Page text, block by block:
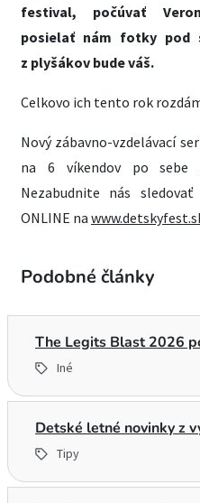
festival, počúvať
posielať nám fotky pod
z plyšákov bude váš.
Celkovo ich tento rok
Nový zábavno-vzdelávací
na 6 víkendov po sebe
Nezabudnite nás
ONLINE na
Podobné články
The Legits Blast 2026
Iné
Detské letné novinky z
Tipy